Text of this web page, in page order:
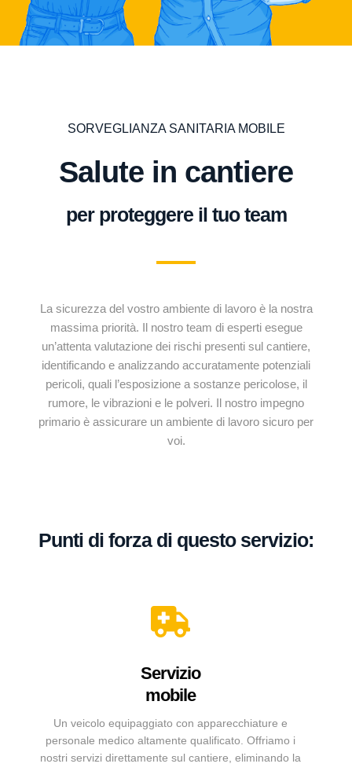
SORVEGLIANZA SANITARIA MOBILE
Salute in cantiere
per proteggere il tuo team
La sicurezza del vostro ambiente di lavoro è la nostra
massima priorità. Il nostro team di esperti esegue
un’attenta valutazione dei rischi presenti sul cantiere,
identificando e analizzando accuratamente potenziali
pericoli, quali l’esposizione a sostanze pericolose, il
rumore, le vibrazioni e le polveri. Il nostro impegno
primario è assicurare un ambiente di lavoro sicuro per
voi.
Punti di forza di questo servizio:
Servizio
mobile
Un veicolo equipaggiato con apparecchiature e
personale medico altamente qualificato. Offriamo i
nostri servizi direttamente sul cantiere, eliminando la